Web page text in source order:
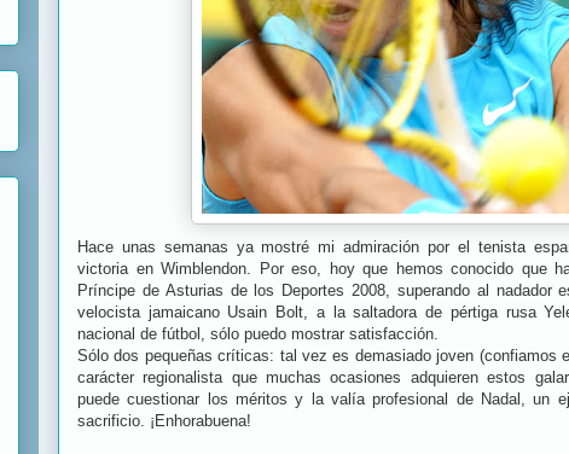
Hace unas semanas ya mostré mi admiración por el tenista
victoria en Wimblendon. Por eso, hoy que hemos conocido que
Príncipe de Asturias de los Deportes 2008, superando al nadador
velocista jamaicano Usain Bolt, a la saltadora de pértiga rusa
nacional de fútbol, sólo puedo mostrar satisfacción.
Sólo dos pequeñas críticas: tal vez es demasiado joven (confiamos
carácter regionalista que muchas ocasiones adquieren estos
puede cuestionar los méritos y la valía profesional de Nadal, un
sacrificio. ¡Enhorabuena!